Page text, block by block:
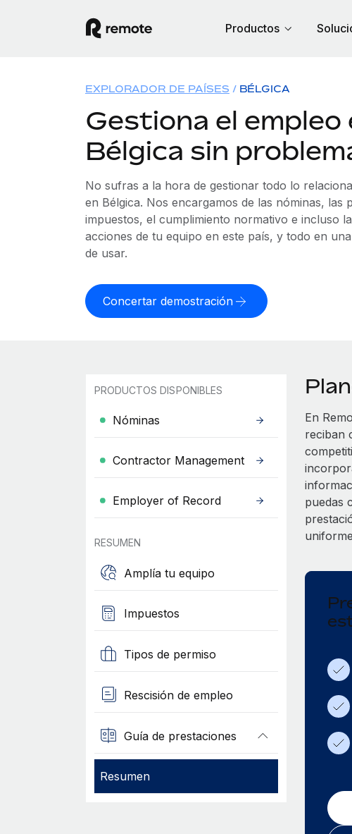
Productos
EXPLORADOR DE PAÍSES BÉLGICA
Gestiona el empleo
Bélgica sin
No sufras a la hora de gestionar todo lo
en Bélgica. Nos encargamos de las nóminas, las
impuestos, el cumplimiento normativo e incluso
acciones de tu equipo en este país, y todo en
de usar.
Concertar demostración
PRODUCTOS DISPONIBLES
Nóminas
Contractor Management
Employer of Record
RESUMEN
Amplía tu equipo
Impuestos
Tipos de permiso
Rescisión de empleo
Guía de prestaciones
Resumen
En
reciban
puedas